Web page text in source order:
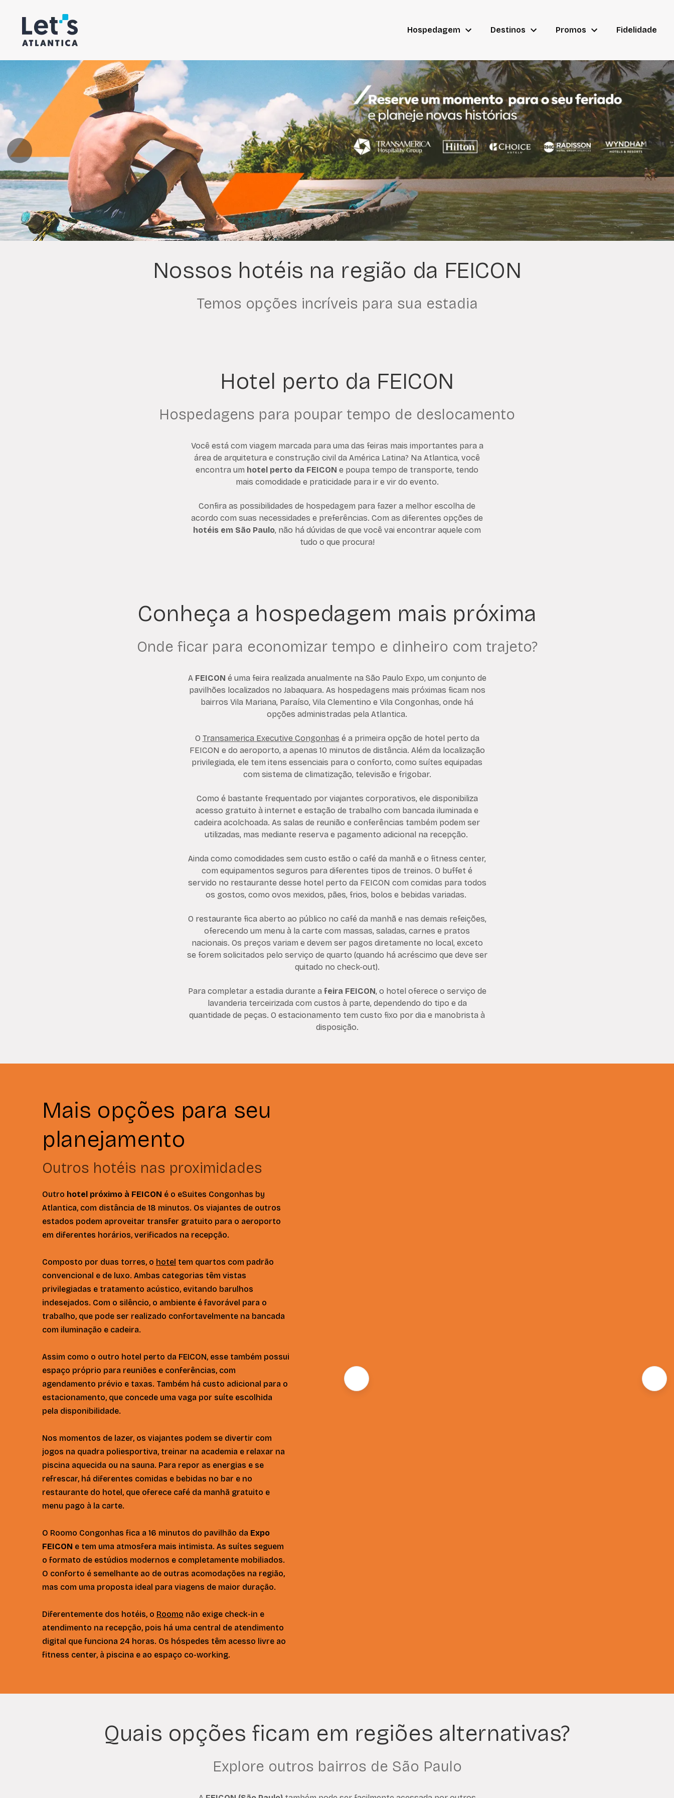
Hospedagem Destinos Promos Fidelidade
Nossos hotéis na região da FEICON
Temos opções incríveis para sua estadia
Hotel perto da FEICON
Hospedagens para poupar tempo de deslocamento
Você está com viagem marcada para uma das feiras mais importantes para a
área de arquitetura e construção civil da América Latina? Na Atlantica, você
encontra um hotel perto da FEICON e poupa tempo de transporte, tendo
mais comodidade e praticidade para ir e vir do evento.
Confira as possibilidades de hospedagem para fazer a melhor escolha de
acordo com suas necessidades e preferências. Com as diferentes opções de
hotéis em São Paulo, não há dúvidas de que você vai encontrar aquele com
tudo o que procura!
Conheça a hospedagem mais próxima
Onde ficar para economizar tempo e dinheiro com trajeto?
A FEICON é uma feira realizada anualmente na São Paulo Expo, um conjunto de
pavilhões localizados no Jabaquara. As hospedagens mais próximas ficam nos
bairros Vila Mariana, Paraíso, Vila Clementino e Vila Congonhas, onde há
opções administradas pela Atlantica.
O Transamerica Executive Congonhas é a primeira opção de hotel perto da
FEICON e do aeroporto, a apenas 10 minutos de distância. Além da localização
privilegiada, ele tem itens essenciais para o conforto, como suítes equipadas
com sistema de climatização, televisão e frigobar.
Como é bastante frequentado por viajantes corporativos, ele disponibiliza
acesso gratuito à internet e estação de trabalho com bancada iluminada e
cadeira acolchoada. As salas de reunião e conferências também podem ser
utilizadas, mas mediante reserva e pagamento adicional na recepção.
Ainda como comodidades sem custo estão o café da manhã e o fitness center,
com equipamentos seguros para diferentes tipos de treinos. O buffet é
servido no restaurante desse hotel perto da FEICON com comidas para todos
os gostos, como ovos mexidos, pães, frios, bolos e bebidas variadas.
O restaurante fica aberto ao público no café da manhã e nas demais refeições,
oferecendo um menu à la carte com massas, saladas, carnes e pratos
nacionais. Os preços variam e devem ser pagos diretamente no local, exceto
se forem solicitados pelo serviço de quarto (quando há acréscimo que deve ser
quitado no check-out).
Para completar a estadia durante a feira FEICON, o hotel oferece o serviço de
lavanderia terceirizada com custos à parte, dependendo do tipo e da
quantidade de peças. O estacionamento tem custo fixo por dia e manobrista à
disposição.
Mais opções para seu
planejamento
Outros hotéis nas proximidades
Outro hotel próximo à FEICON é o eSuites Congonhas by
Atlantica, com distância de 18 minutos. Os viajantes de outros
estados podem aproveitar transfer gratuito para o aeroporto
em diferentes horários, verificados na recepção.
Composto por duas torres, o hotel tem quartos com padrão
convencional e de luxo. Ambas categorias têm vistas
privilegiadas e tratamento acústico, evitando barulhos
indesejados. Com o silêncio, o ambiente é favorável para o
trabalho, que pode ser realizado confortavelmente na bancada
com iluminação e cadeira.
Assim como o outro hotel perto da FEICON, esse também possui
espaço próprio para reuniões e conferências, com
agendamento prévio e taxas. Também há custo adicional para o
estacionamento, que concede uma vaga por suíte escolhida
pela disponibilidade.
Nos momentos de lazer, os viajantes podem se divertir com
jogos na quadra poliesportiva, treinar na academia e relaxar na
piscina aquecida ou na sauna. Para repor as energias e se
refrescar, há diferentes comidas e bebidas no bar e no
restaurante do hotel, que oferece café da manhã gratuito e
menu pago à la carte.
O Roomo Congonhas fica a 16 minutos do pavilhão da Expo
FEICON e tem uma atmosfera mais intimista. As suítes seguem
o formato de estúdios modernos e completamente mobiliados.
O conforto é semelhante ao de outras acomodações na região,
mas com uma proposta ideal para viagens de maior duração.
Diferentemente dos hotéis, o Roomo não exige check-in e
atendimento na recepção, pois há uma central de atendimento
digital que funciona 24 horas. Os hóspedes têm acesso livre ao
fitness center, à piscina e ao espaço co-working.
Quais opções ficam em regiões alternativas?
Explore outros bairros de São Paulo